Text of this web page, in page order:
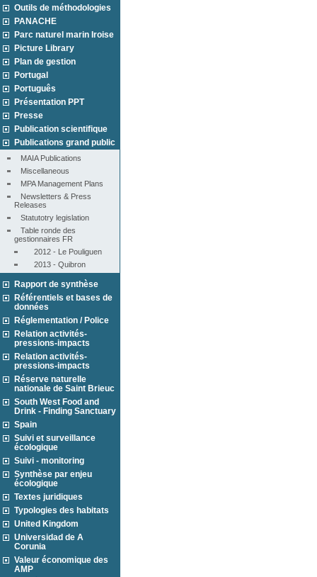
Outils de méthodologies
PANACHE
Parc naturel marin Iroise
Picture Library
Plan de gestion
Portugal
Português
Présentation PPT
Presse
Publication scientifique
Publications grand public
MAIA Publications
Miscellaneous
MPA Management Plans
Newsletters & Press
Releases
Statutotry legislation
Table ronde des
gestionnaires FR
2012 - Le Pouliguen
2013 - Quibron
Rapport de synthèse
Référentiels et bases de
données
Réglementation / Police
Relation activités-
pressions-impacts
Relation activités-
pressions-impacts
Réserve naturelle
nationale de Saint Brieuc
South West Food and
Drink - Finding Sanctuary
Spain
Suivi et surveillance
écologique
Suivi - monitoring
Synthèse par enjeu
écologique
Textes juridiques
Typologies des habitats
United Kingdom
Universidad de A
Corunia
Valeur économique des
AMP